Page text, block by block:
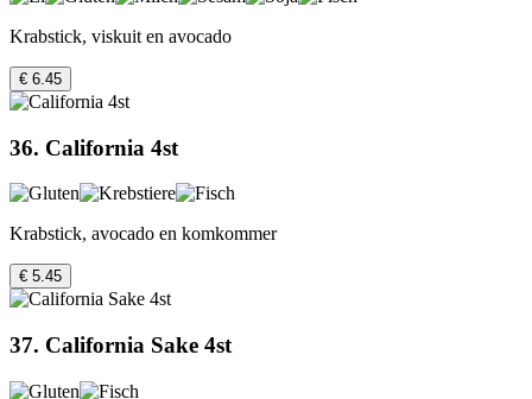
Krabstick, viskuit en avocado
€ 6.45
36. California 4st
Krabstick, avocado en komkommer
€ 5.45
37. California Sake 4st